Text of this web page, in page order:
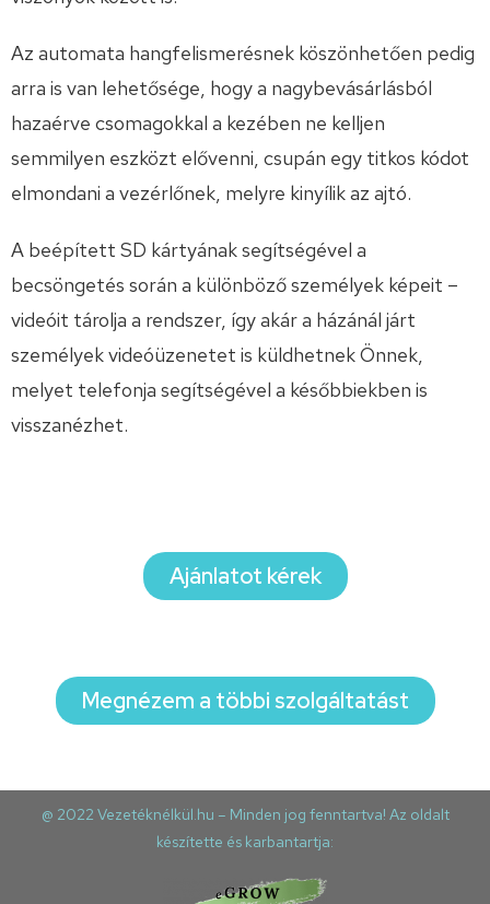
Az automata hangfelismerésnek köszönhetően pedig
arra is van lehetősége, hogy a nagybevásárlásból
hazaérve csomagokkal a kezében ne kelljen
semmilyen eszközt elővenni, csupán egy titkos kódot
elmondani a vezérlőnek, melyre kinyílik az ajtó.
A beépített SD kártyának segítségével a
becsöngetés során a különböző személyek képeit –
videóit tárolja a rendszer, így akár a házánál járt
személyek videóüzenetet is küldhetnek Önnek,
melyet telefonja segítségével a későbbiekben is
visszanézhet.
Ajánlatot kérek
Megnézem a többi szolgáltatást
@ 2022 Vezetéknélkül.hu – Minden jog fenntartva! Az oldalt
készítette és karbantartja: